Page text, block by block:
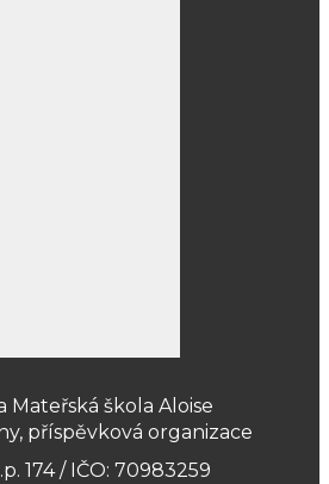
Mateřská škola Aloise
příspěvková organizace
174 / IČO: 70983259